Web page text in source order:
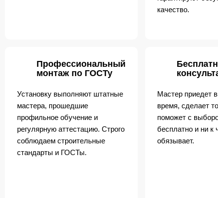
качество.
Профессиональный
монтаж по ГОСТу
Установку выполняют штатные
мастера, прошедшие
профильное обучение и
регулярную аттестацию. Строго
соблюдаем строительные
стандарты и ГОСТы.
Мастер приедет
время, сделает
поможет с
бесплатно и ни к
обязывает.